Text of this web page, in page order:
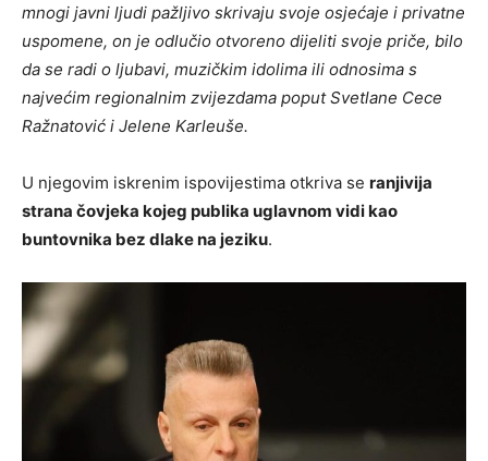
mnogi javni ljudi pažljivo skrivaju svoje osjećaje i privatne
uspomene, on je odlučio otvoreno dijeliti svoje priče, bilo
da se radi o ljubavi, muzičkim idolima ili odnosima s
najvećim regionalnim zvijezdama poput Svetlane Cece
Ražnatović i Jelene Karleuše.
U njegovim iskrenim ispovijestima otkriva se ranjivija
strana čovjeka kojeg publika uglavnom vidi kao
buntovnika bez dlake na jeziku.